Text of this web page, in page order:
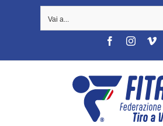
Vai a...
Facebook